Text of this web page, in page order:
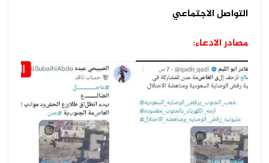
التواصل الاجتماعي
مصادر الادعاء: